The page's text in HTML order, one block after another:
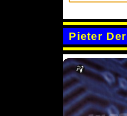
Pieter